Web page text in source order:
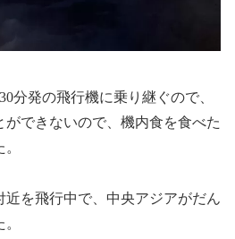
分発の飛行機に乗り継ぐので、
できないので、機内食を食べた
近を飛行中で、中央アジアがだん